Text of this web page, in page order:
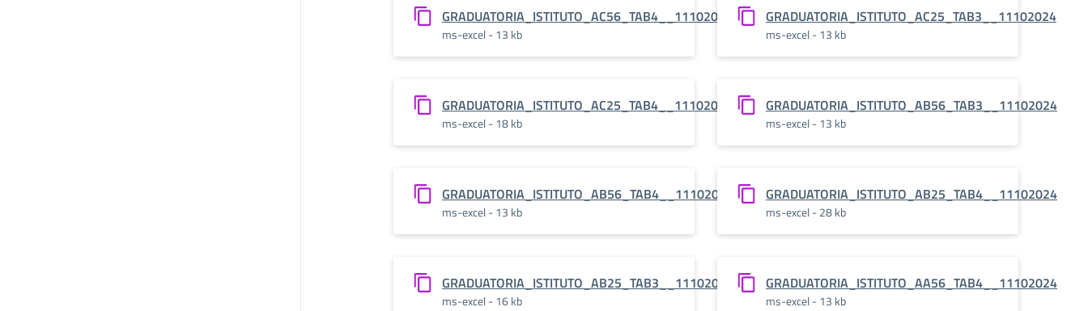
GRADUATORIA_ISTITUTO_AC56_TAB4__11102024
ms-excel - 13 kb
GRADUATORIA_ISTITUTO_AC25_TAB3__11102024
ms-excel - 13 kb
GRADUATORIA_ISTITUTO_AC25_TAB4__11102024
ms-excel - 18 kb
GRADUATORIA_ISTITUTO_AB56_TAB3__11102024
ms-excel - 13 kb
GRADUATORIA_ISTITUTO_AB56_TAB4__11102024
ms-excel - 13 kb
GRADUATORIA_ISTITUTO_AB25_TAB4__11102024
ms-excel - 28 kb
GRADUATORIA_ISTITUTO_AB25_TAB3__11102024
ms-excel - 16 kb
GRADUATORIA_ISTITUTO_AA56_TAB4__11102024
ms-excel - 13 kb